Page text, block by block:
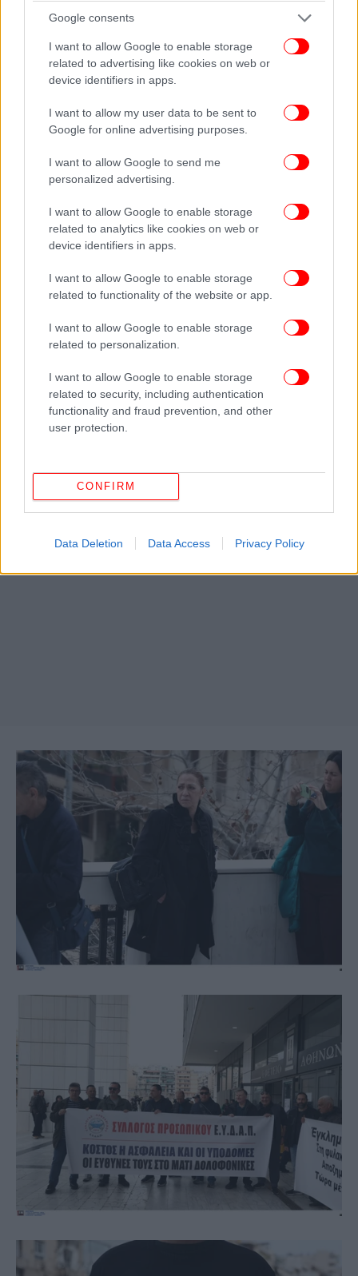
Google consents
I want to allow Google to enable storage
related to advertising like cookies on web or
device identifiers in apps.
I want to allow my user data to be sent to
Google for online advertising purposes.
I want to allow Google to send me
personalized advertising.
I want to allow Google to enable storage
related to analytics like cookies on web or
device identifiers in apps.
I want to allow Google to enable storage
related to functionality of the website or app.
I want to allow Google to enable storage
related to personalization.
I want to allow Google to enable storage
related to security, including authentication
functionality and fraud prevention, and other
user protection.
CONFIRM
Data Deletion Data Access Privacy Policy
Το δικαστήριο διέκοψε για λίγο, έως ότου
ηρεμήσουν τα πνεύματα.
Μετά από μια διακοπή λίγων λεπτών η έδρα
επανήλθε, με την εισαγγελέα να προβαίνει σε μια
Αύριο θα συνεχίσει την αγόρευσή της με την
πρόταση επί της ενοχής ή μη των 21
κατηγορουμένων.